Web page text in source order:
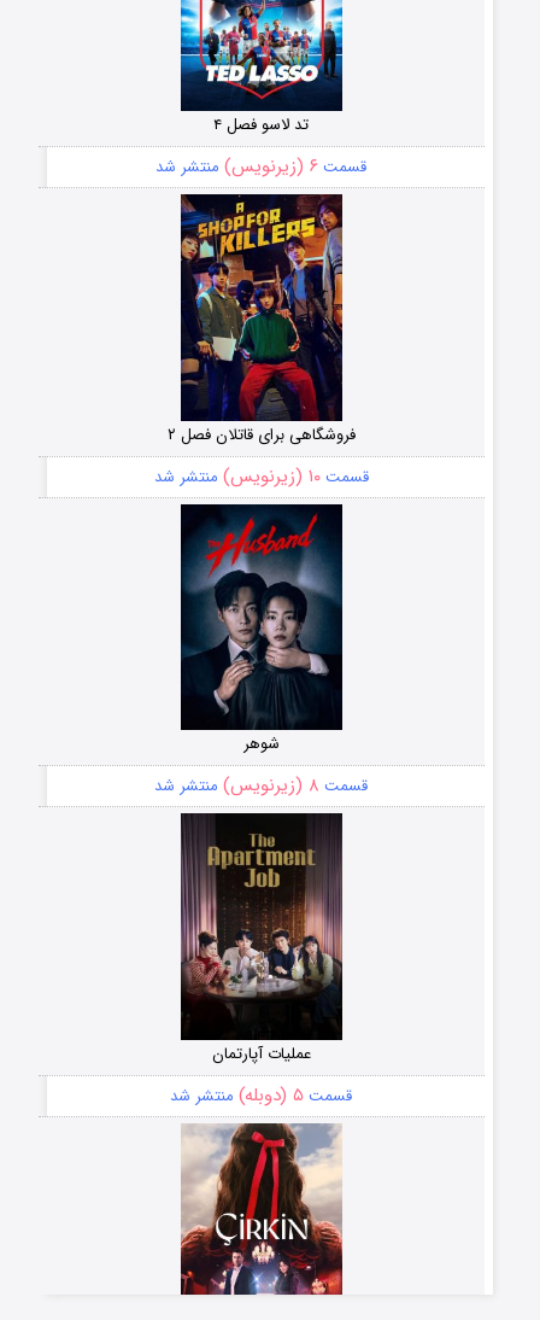
تد لاسو فصل ۴
قسمت ۶ (زیرنویس) منتشر شد
فروشگاهی برای قاتلان فصل ۲
قسمت۱۰ (زیرنویس) منتشر شد
شوهر
قسمت ۸ (زیرنویس) منتشر شد
عملیات آپارتمان
قسمت ۵ (دوبله) منتشر شد